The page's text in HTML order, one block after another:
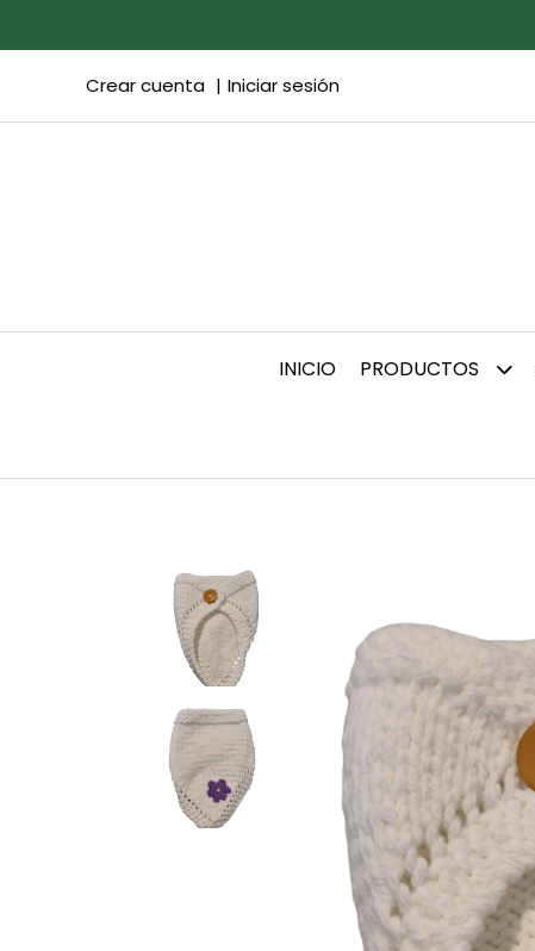
Crear cuenta Iniciar sesión
INICIO PRODUCTOS